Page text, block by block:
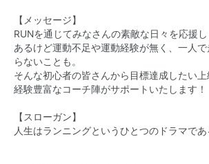
【メッセージ】
RUNを通じてみなさんの素敵な日々を応援
あるけど運動不足や運動経験が無く、一人
らないことも。
そんな初心者の皆さんから目標達成したい上
経験豊富なコーチ陣がサポートいたします！
【スローガン】
人生はランニングというひとつのドラマであ